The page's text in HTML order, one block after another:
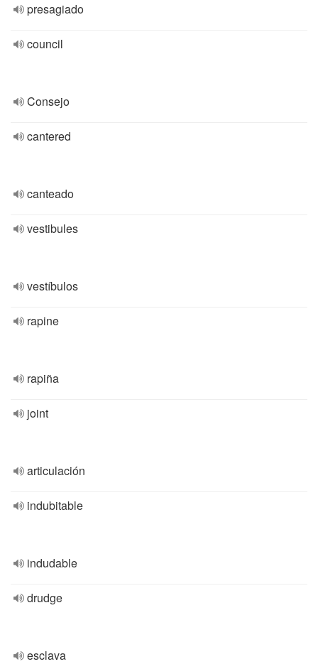
presagiado
council
Consejo
cantered
canteado
vestibules
vestíbulos
rapine
rapiña
joint
articulación
indubitable
indudable
drudge
esclava